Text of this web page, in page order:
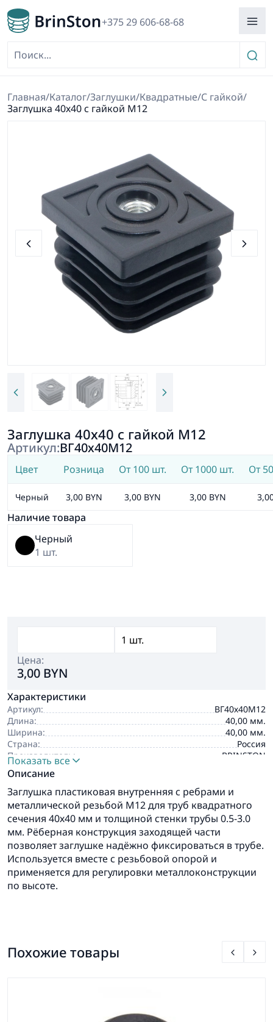
+375 29 606-68-68
Главная/Каталог/Заглушки/Квадратные/С гайкой/
Заглушка 40х40 с гайкой М12
Заглушка 40х40 с гайкой М12
Артикул:ВГ40х40М12
Цвет Розница От 100 шт. От 1000 шт. От
Черный 3,00 BYN 3,00 BYN 3,00 BYN
Наличие товара
Черный
1 шт.
Цена:
3,00 BYN
Характеристики
Артикул:
ВГ40х40М12
Длина:
40,00 мм.
Ширина:
40,00 мм.
Страна:
Россия
Производитель:
BRINSTON
Показать все
Описание
Заглушка пластиковая внутренняя с ребрами и
металлической резьбой М12 для труб квадратного
сечения 40х40 мм и толщиной стенки трубы 0.5-3.0
мм. Рёберная конструкция заходящей части
позволяет заглушке надёжно фиксироваться в трубе.
Используется вместе с резьбовой опорой и
применяется для регулировки металлоконструкции
по высоте.
Похожие товары